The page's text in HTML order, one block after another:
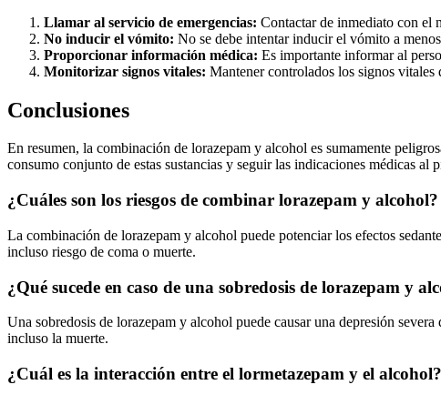
Llamar al servicio de emergencias: Contactar de inmediato con el
No inducir el vómito: No se debe intentar inducir el vómito a
Proporcionar información médica: Es importante informar al
Monitorizar signos vitales: Mantener controlados los signos vitales
Conclusiones
En resumen, la combinación de lorazepam y alcohol es sumamente
consumo conjunto de estas sustancias y seguir las indicaciones médicas
¿Cuáles son los riesgos de combinar lorazepam y alcohol?
La combinación de lorazepam y alcohol puede potenciar los efectos
incluso riesgo de coma o muerte.
¿Qué sucede en caso de una sobredosis de lorazepam y
Una sobredosis de lorazepam y alcohol puede causar una depresión
incluso la muerte.
¿Cuál es la interacción entre el lormetazepam y el alcohol?